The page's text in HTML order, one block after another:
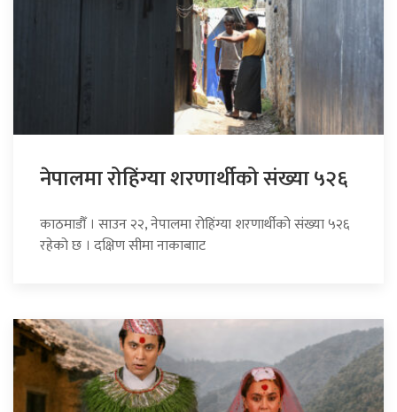
नेपालमा रोहिंग्या शरणार्थीको संख्या ५२६
काठमाडौँ । साउन २२, नेपालमा रोहिंग्या शरणार्थीको संख्या ५२६
रहेको छ । दक्षिण सीमा नाकाबााट